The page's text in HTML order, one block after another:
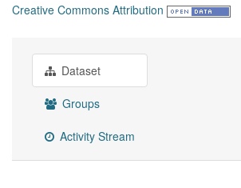
Creative Commons Attribution
Dataset
Groups
Activity Stream